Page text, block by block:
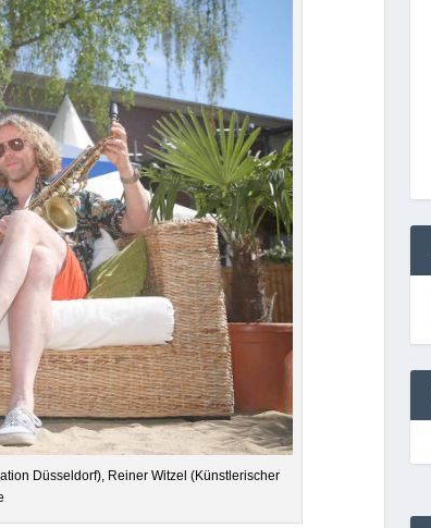
Düs­sel­dorf), Rei­ner Wit­zel (Künst­le­ri­scher